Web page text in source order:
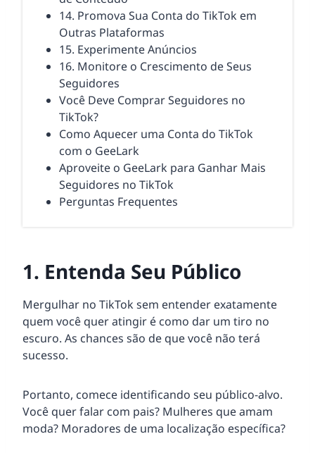
14. Promova Sua Conta do TikTok em
Outras Plataformas
15. Experimente Anúncios
16. Monitore o Crescimento de Seus
Seguidores
Você Deve Comprar Seguidores no
TikTok?
Como Aquecer uma Conta do TikTok
com o GeeLark
Aproveite o GeeLark para Ganhar Mais
Seguidores no TikTok
Perguntas Frequentes
1. Entenda Seu Público
Mergulhar no TikTok sem entender exatamente
quem você quer atingir é como dar um tiro no
escuro. As chances são de que você não terá
sucesso.
Portanto, comece identificando seu público-alvo.
Você quer falar com pais? Mulheres que amam
moda? Moradores de uma localização específica?